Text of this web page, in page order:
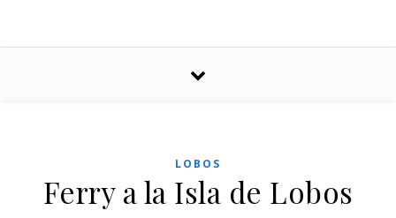
LOBOS
Ferry a la Isla de Lobos